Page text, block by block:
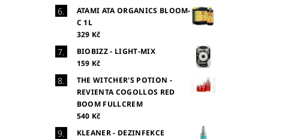
ATAMI ATA ORGANICS BLOOM-
C 1L
329 Kč
BIOBIZZ - LIGHT-MIX
159 Kč
THE WITCHER'S POTION -
REVIENTA COGOLLOS RED
BOOM FULLCREM
540 Kč
KLEANER - DEZINFEKCE